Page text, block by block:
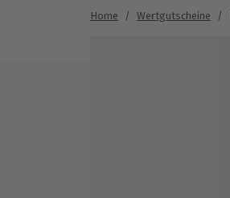
Home / Wertgutscheine /